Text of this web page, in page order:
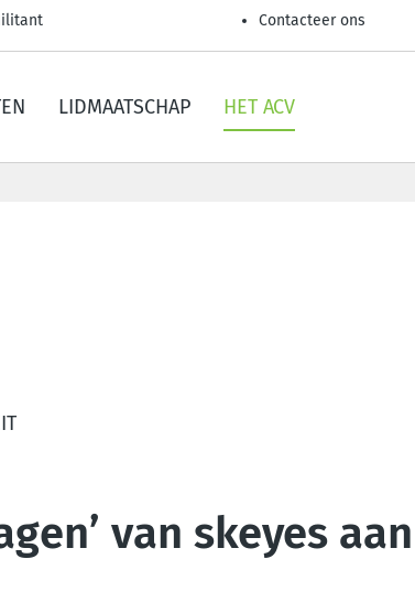
Contacteer ons
LIDMAATSCHAP HET ACV
van skeyes